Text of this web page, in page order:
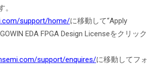
。
support/home/に移動して“Apply
EDA FPGA Design Licenseをクリッ
support/enquires/に移動してフ